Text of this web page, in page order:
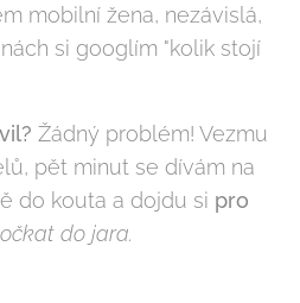
mobilní žena, nezávislá,
si googlím "kolik stojí
Žádný problém! Vezmu
pět minut se dívám na
do kouta a dojdu si pro
do jara.